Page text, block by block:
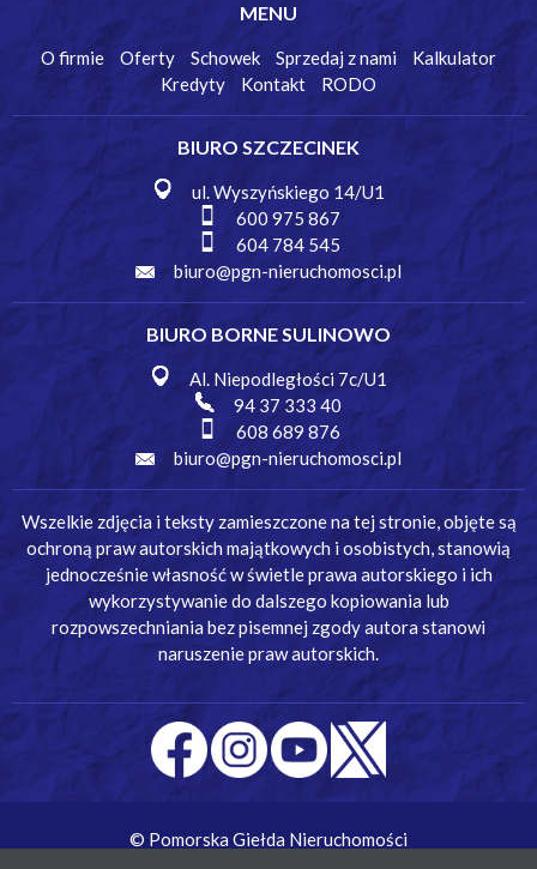
MENU
O firmie Oferty Schowek Sprzedaj z nami
Kalkulator
Kredyty
Kontakt RODO
BIURO SZCZECINEK
ul. Wyszyńskiego 14/U1
600 975 867
604 784 545
biuro@pgn-nieruchomosci.pl
BIURO BORNE SULINOWO
Al. Niepodległości 7c/U1
94 37 333 40
608 689 876
biuro@pgn-nieruchomosci.pl
Wszelkie zdjęcia i teksty zamieszczone na tej stronie, objęte są
ochroną praw autorskich majątkowych i osobistych, stanowią
jednocześnie własność w świetle prawa autorskiego i ich
wykorzystywanie do dalszego kopiowania lub
rozpowszechniania bez pisemnej zgody autora stanowi
naruszenie praw autorskich.
© Pomorska Giełda Nieruchomości